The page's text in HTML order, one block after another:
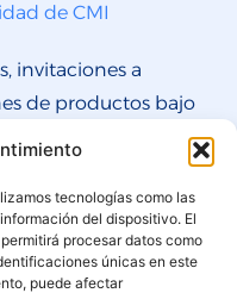
tecnologías como las
del dispositivo. El
procesar datos como
únicas en este
puede afectar
de CMI
invitaciones a
de productos bajo
mi interés.